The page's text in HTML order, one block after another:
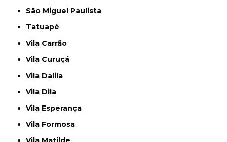
São Miguel Paulista
Tatuapé
Vila Carrão
Vila Curuçá
Vila Dalila
Vila Dila
Vila Esperança
Vila Formosa